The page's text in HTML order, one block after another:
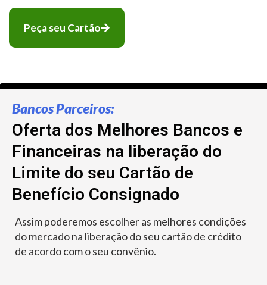
Peça seu Cartão
Bancos Parceiros:
Oferta dos Melhores Bancos e
Financeiras na liberação do
Limite do seu Cartão de
Benefício Consignado
Assim poderemos escolher as melhores condições
do mercado na liberação do seu cartão de crédito
de acordo com o seu convênio.